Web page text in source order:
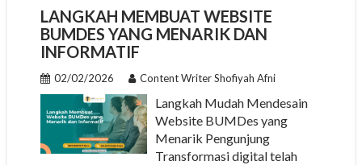
LANGKAH MEMBUAT WEBSITE
BUMDES YANG MENARIK DAN
INFORMATIF
02/02/2026 Content Writer Shofiyah Afni
Langkah Mudah Mendesain
Website BUMDes yang
Menarik Pengunjung
Transformasi digital telah